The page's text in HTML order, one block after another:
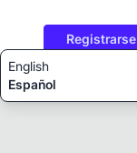
English
Español
Registrarse